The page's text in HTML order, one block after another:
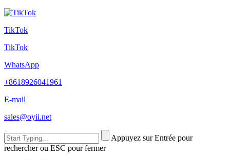
TikTok
TikTok
WhatsApp
+8618926041961
E-mail
sales@oyii.net
Appuyez sur Entrée pour
rechercher ou ESC pour fermer